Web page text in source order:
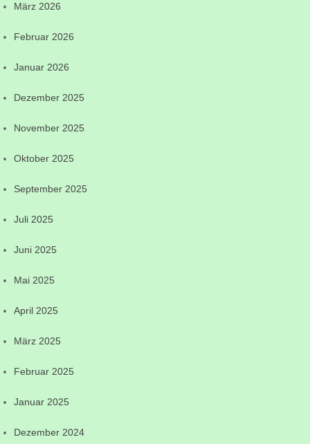
März 2026
Februar 2026
Januar 2026
Dezember 2025
November 2025
Oktober 2025
September 2025
Juli 2025
Juni 2025
Mai 2025
April 2025
März 2025
Februar 2025
Januar 2025
Dezember 2024